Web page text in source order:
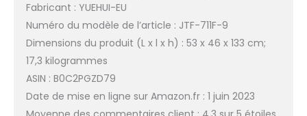
Fabricant : YUEHUI-EU
Numéro du modèle de l’article : JTF-711F-9
Dimensions du produit (L x l x h) : 53 x 46 x 133 cm;
17,3 kilogrammes
ASIN : B0C2PGZD79
Date de mise en ligne sur Amazon.fr : 1 juin 2023